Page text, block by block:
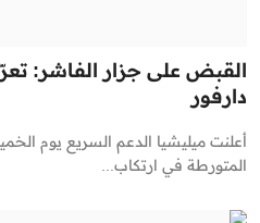
القبض على جزار الفاشر:
دارفور
أعلنت ميليشيا الدعم السريع يوم
المتورطة في ارتكاب...